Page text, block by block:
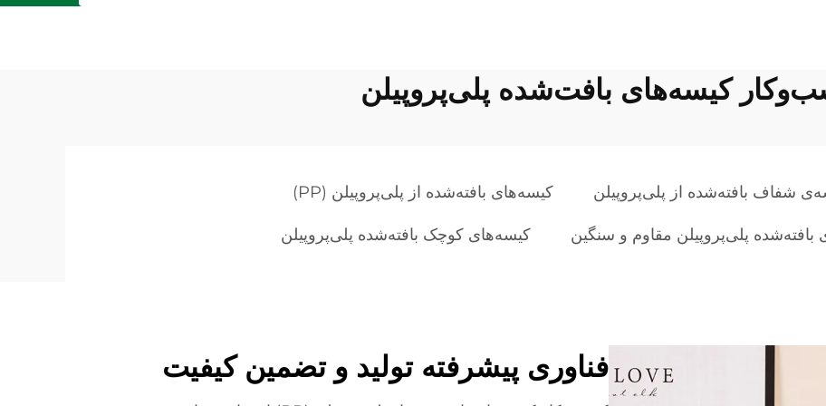
کیسه‌های بافت‌شده پلی‌پروپیلن
شفاف بافته‌شده از پلی‌پروپیلن کیسه‌های بافته‌شده از پلی‌پروپیلن (PP)
بافته‌شده پلی‌پروپیلن مقاوم و سنگین کیسه‌های کوچک بافته‌شده پلی‌پروپیلن
فناوری پیشرفته تولید و تضمین کیفیت